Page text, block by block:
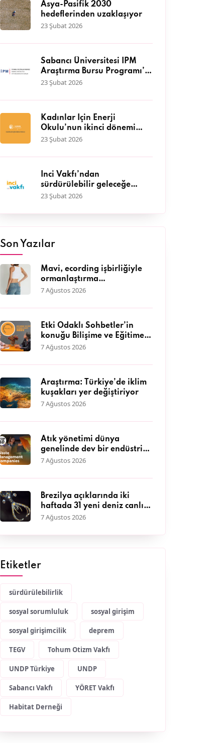
Asya-Pasifik 2030
hedeflerinden uzaklaşıyor
23 Şubat 2026
Sabancı Üniversitesi İPM
Araştırma Bursu Programı’a
başvurular başladı
23 Şubat 2026
Kadınlar İçin Enerji
Okulu’nun ikinci dönemi
başlıyor
23 Şubat 2026
İnci Vakfı’ndan
sürdürülebilir geleceğe
katkı: IV. Hasat Hibe
başladı
23 Şubat 2026
Son Yazılar
Mavi, ecording işbirliğiyle
ormanlaştırma
çalışmalarına destek
sevgisini müşterileriyle
7 Ağustos 2026
Etki Odaklı Sohbetler’in
konuğu Bilişime ve Eğitime
Erişim Vakfı Genel Müdürü
7 Ağustos 2026
Araştırma: Türkiye’de iklim
kuşakları yer değiştiriyor
7 Ağustos 2026
Atık yönetimi dünya
genelinde dev bir endüstriye
dönüştü
7 Ağustos 2026
Brezilya açıklarında iki
haftada 31 yeni deniz canlısı
keşfedildi
7 Ağustos 2026
Etiketler
sürdürülebilirlik
sosyal sorumluluk sosyal girişim
sosyal girişimcilik deprem
TEGV Tohum Otizm Vakfı
UNDP Türkiye UNDP
Sabancı Vakfı YÖRET Vakfı
Habitat Derneği